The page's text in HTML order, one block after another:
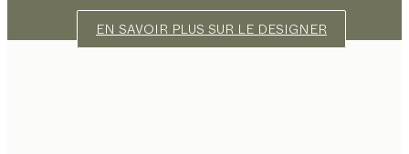
EN SAVOIR PLUS SUR LE DESIGNER